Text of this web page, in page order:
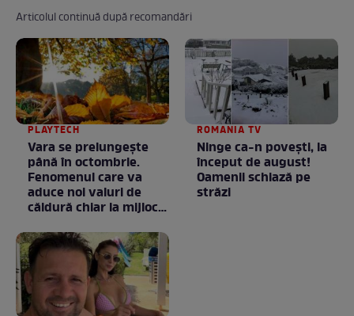
Articolul continuă după recomandări
PLAYTECH
Vara se prelungeşte
până în octombrie.
Fenomenul care va
aduce noi valuri de
căldură chiar la mijlocul
ROMANIA TV
Ninge ca-n povești, la
început de august!
Oamenii schiază pe
străzi